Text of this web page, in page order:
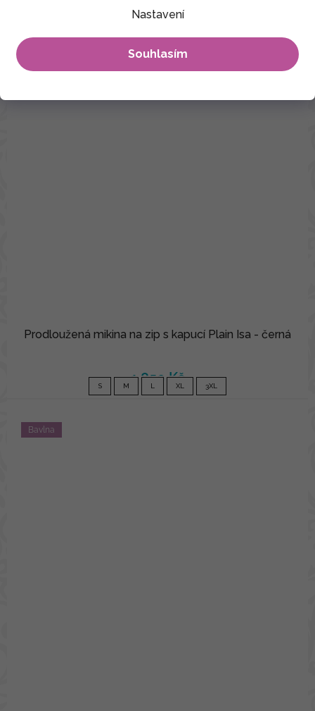
Nastavení
Souhlasím
Prodloužená mikina na zip s kapucí Plain Isa - černá
1 850 Kč
S M L XL 3XL
Bavlna